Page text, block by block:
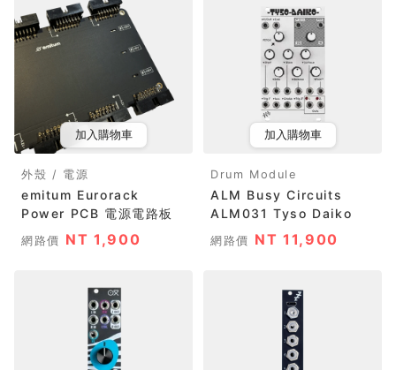
加入購物車
外殼 / 電源
emitum Eurorack
Power PCB 電源電路板
網路價 NT 1,900
加入購物車
Drum Module
ALM Busy Circuits
ALM031 Tyso Daiko
網路價 NT 11,900